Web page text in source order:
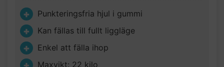
Punkteringsfria hjul i gummi
Kan fällas till fullt liggläge
Enkel att fälla ihop
Maxvikt: 22 kilo